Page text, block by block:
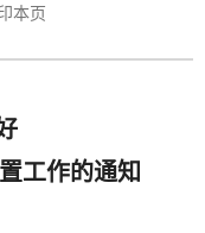
本页
工作的通知